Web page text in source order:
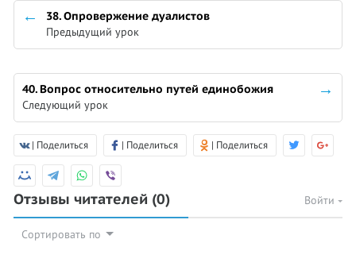
38. Опровержение дуалистов
Предыдущий урок
40. Вопрос относительно путей единобожия
Следующий урок
| Поделиться | Поделиться | Поделиться
Отзывы читателей (0) Войти
Сортировать по